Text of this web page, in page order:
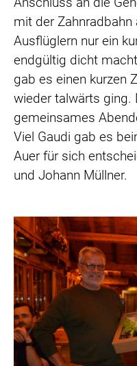
mit der
Ausflüglern nur ein
endgültig dicht
gab es einen kurzen
wieder talwärts ging.
gemeinsames
Viel Gaudi gab es
Auer für sich
und Johann Müllner.